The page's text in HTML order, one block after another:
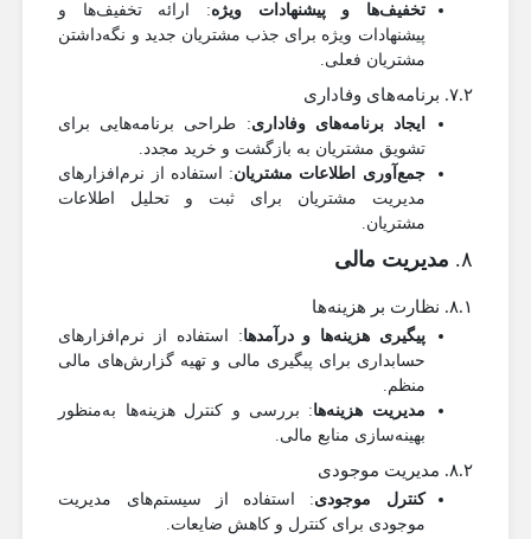
تخفیف‌ها و پیشنهادات ویژه : ارائه تخفیف‌ها و
پیشنهادات ویژه برای جذب مشتریان جدید و نگه‌داشتن
مشتریان فعلی.
۷.۲. برنامه‌های وفاداری
ایجاد برنامه‌های وفاداری: طراحی برنامه‌هایی برای
تشویق مشتریان به بازگشت و خرید مجدد.
جمع‌آوری اطلاعات مشتریان: استفاده از نرم‌افزارهای
مدیریت مشتریان برای ثبت و تحلیل اطلاعات
مشتریان.
۸. مدیریت مالی
۸.۱. نظارت بر هزینه‌ها
پیگیری هزینه‌ها و درآمدها: استفاده از نرم‌افزارهای
حسابداری برای پیگیری مالی و تهیه گزارش‌های مالی
منظم.
مدیریت هزینه‌ها: بررسی و کنترل هزینه‌ها به‌منظور
بهینه‌سازی منابع مالی.
۸.۲. مدیریت موجودی
کنترل موجودی: استفاده از سیستم‌های مدیریت
موجودی برای کنترل و کاهش ضایعات.